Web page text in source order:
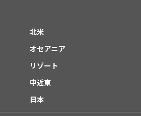
北米
オセアニア
リゾート
中近東
日本